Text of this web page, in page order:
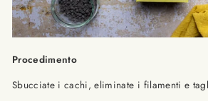
Procedimento
Sbucciate i cachi, eliminate i filamenti e